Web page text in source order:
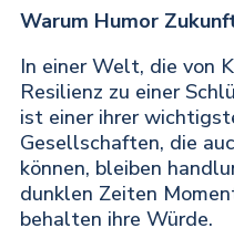
Warum Humor
In einer Welt, die von
Resilienz zu einer
ist einer ihrer
Gesellschaften, die
können, bleiben
dunklen Zeiten
behalten ihre Würde.